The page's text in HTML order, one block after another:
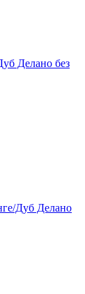
Делано без
Дуб Делано